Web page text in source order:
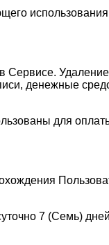
Сервисе. Удаление
денежные
для
7 (Семь)